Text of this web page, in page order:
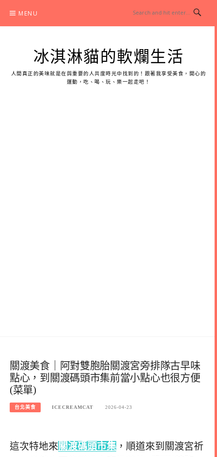
content
MENU
冰淇淋貓的軟爛生活
人間真正的美味就是在與重要的人共度時光中找到的！跟著我享受美食，開心的
運動，吃、喝、玩、樂一起走吧！
關渡美食｜阿對雙胞胎關渡宮旁排隊古早味
點心，到關渡碼頭市集前當小點心也很方便
(菜單)
台北美食 ICECREAMCAT 2026-04-23
這次特地來 關渡碼頭市集 ，順道來到關渡宮祈